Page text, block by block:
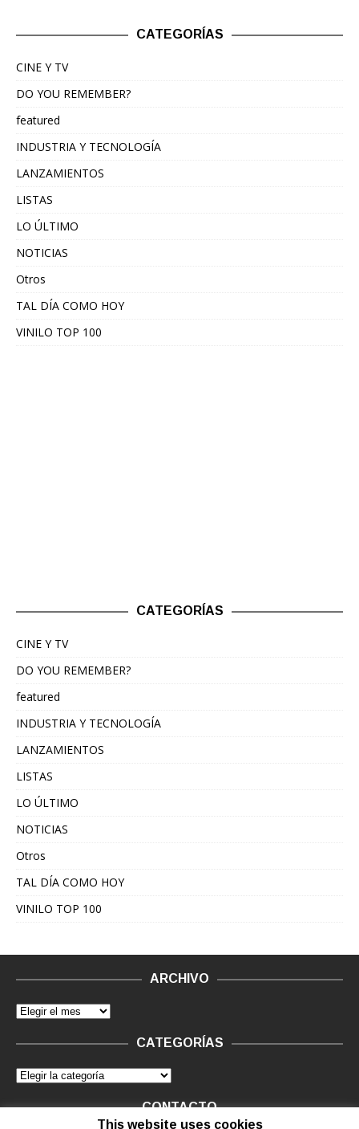
CATEGORÍAS
CINE Y TV
DO YOU REMEMBER?
featured
INDUSTRIA Y TECNOLOGÍA
LANZAMIENTOS
LISTAS
LO ÚLTIMO
NOTICIAS
Otros
TAL DÍA COMO HOY
VINILO TOP 100
CATEGORÍAS
CINE Y TV
DO YOU REMEMBER?
featured
INDUSTRIA Y TECNOLOGÍA
LANZAMIENTOS
LISTAS
LO ÚLTIMO
NOTICIAS
Otros
TAL DÍA COMO HOY
VINILO TOP 100
ARCHIVO
CATEGORÍAS
CONTACTO
This website uses cookies